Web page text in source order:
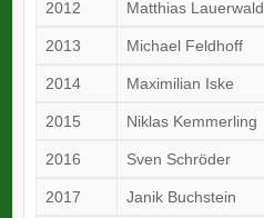
2012 Matthias Lauerwald
2013 Michael Feldhoff
2014 Maximilian Iske
2015 Niklas Kemmerling
2016 Sven Schröder
2017 Janik Buchstein